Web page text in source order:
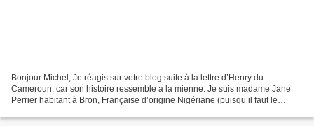
Bonjour Michel, Je réagis sur votre blog suite à la lettre d’Henry du
Cameroun, car son histoire ressemble à la mienne. Je suis madame Jane
Perrier habitant à Bron, Française d’origine Nigériane (puisqu’il faut le